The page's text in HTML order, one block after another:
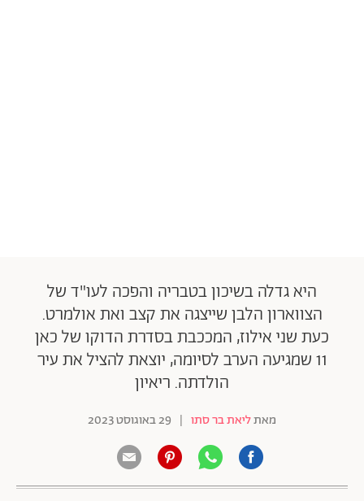
היא גדלה בשיכון בטבריה והפכה לעו"ד של
הצווארון הלבן שייצגה את קצב ואת אולמרט.
כעת שני אילוז, המככבת בסדרת הדוקו של כאן
11 שמגיעה הערב לסיומה, יוצאת להציל את עיר
הולדתה. ריאיון
מאתליאת בר סתו | 29 באוגוסט 2023